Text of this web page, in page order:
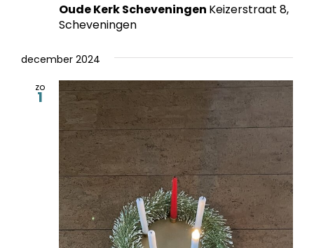
Oude Kerk Scheveningen Keizerstraat 8,
Scheveningen
december 2024
zo
1